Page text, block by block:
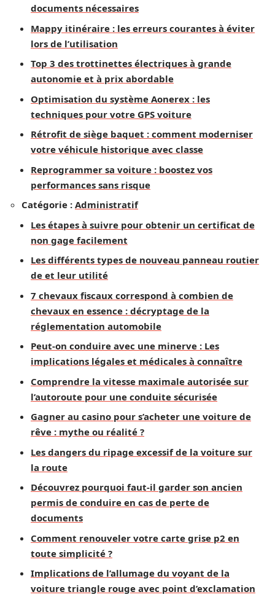
documents nécessaires
Mappy itinéraire : les erreurs courantes à éviter
lors de l’utilisation
Top 3 des trottinettes électriques à grande
autonomie et à prix abordable
Optimisation du système Aonerex : les
techniques pour votre GPS voiture
Rétrofit de siège baquet : comment moderniser
votre véhicule historique avec classe
Reprogrammer sa voiture : boostez vos
performances sans risque
Catégorie : Administratif
Les étapes à suivre pour obtenir un certificat de
non gage facilement
Les différents types de nouveau panneau routier
de et leur utilité
7 chevaux fiscaux correspond à combien de
chevaux en essence : décryptage de la
réglementation automobile
Peut-on conduire avec une minerve : Les
implications légales et médicales à connaître
Comprendre la vitesse maximale autorisée sur
l’autoroute pour une conduite sécurisée
Gagner au casino pour s’acheter une voiture de
rêve : mythe ou réalité ?
Les dangers du ripage excessif de la voiture sur
la route
Découvrez pourquoi faut-il garder son ancien
permis de conduire en cas de perte de
documents
Comment renouveler votre carte grise p2 en
toute simplicité ?
Implications de l’allumage du voyant de la
voiture triangle rouge avec point d’exclamation